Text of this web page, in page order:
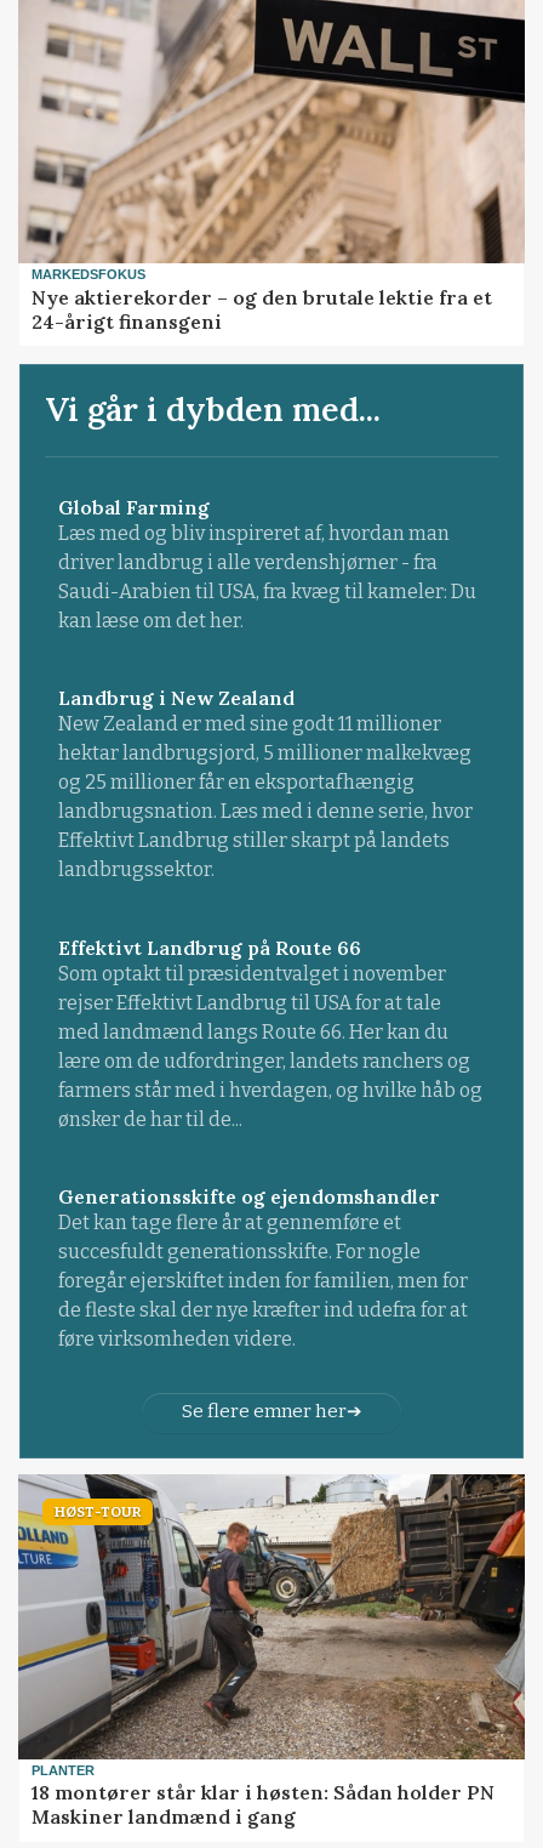
MARKEDSFOKUS
Nye aktierekorder – og den brutale lektie fra et
24-årigt finansgeni
Vi går i dybden med...
Global Farming
Læs med og bliv inspireret af, hvordan man
driver landbrug i alle verdenshjørner - fra
Saudi-Arabien til USA, fra kvæg til kameler: Du
kan læse om det her.
Landbrug i New Zealand
New Zealand er med sine godt 11 millioner
hektar landbrugsjord, 5 millioner malkekvæg
og 25 millioner får en eksportafhængig
landbrugsnation. Læs med i denne serie, hvor
Effektivt Landbrug stiller skarpt på landets
landbrugssektor.
Effektivt Landbrug på Route 66
Som optakt til præsidentvalget i november
rejser Effektivt Landbrug til USA for at tale
med landmænd langs Route 66. Her kan du
lære om de udfordringer, landets ranchers og
farmers står med i hverdagen, og hvilke håb og
ønsker de har til de...
Generationsskifte og ejendomshandler
Det kan tage flere år at gennemføre et
succesfuldt generationsskifte. For nogle
foregår ejerskiftet inden for familien, men for
de fleste skal der nye kræfter ind udefra for at
føre virksomheden videre.
Se flere emner her
HØST-TOUR
PLANTER
18 montører står klar i høsten: Sådan holder PN
Maskiner landmænd i gang